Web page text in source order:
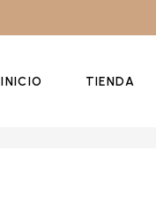
INICIO TIENDA